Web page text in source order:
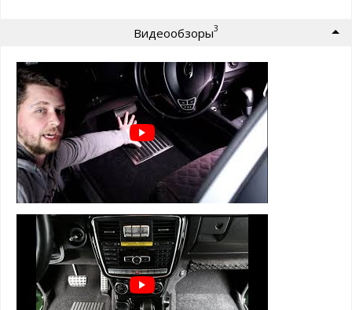
⊕ используются круглый год - забудьте про
лужи под ногами зимой
⊕ имеют подпятник из термопластика
⊕ легко чистятся и просты в уходе
3D коврики Euromat серии BUSINESS
состоят из 4 слоев:
1 слой - супер прочная и мягкая велюровая
ткань
2 слой - вспененная, пористая резина для
устранения влаги, тепло и звукоизоляции
3 слой - армированная металлическая сетка,
которая держит форму
Видеообзоры3